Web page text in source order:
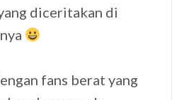
diceritakan di
fans berat yang